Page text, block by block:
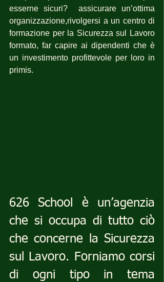
esserne sicuri?  assicurare un’ottima
organizzazione,rivolgersi a un centro di
formazione per la Sicurezza sul Lavoro
formato, far capire ai dipendenti che è
un investimento profittevole per loro in
primis.
626 School è un’agenzia
che si occupa di tutto ciò
che concerne la Sicurezza
sul Lavoro. Forniamo corsi
di ogni tipo in tema